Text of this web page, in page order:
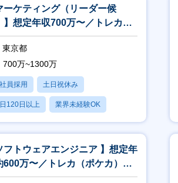
ーケティング（リーダー候
】想定年収700万〜／トレカ
ケカ）などtoC事業を国内外に
東京都
700万~1300万
員採用 土日祝休み
120日以上 業界未経験OK
・育休あり
フトウェアエンジニア 】想定年
600万〜／トレカ（ポケカ）取
どtoC向けエンタメサービス